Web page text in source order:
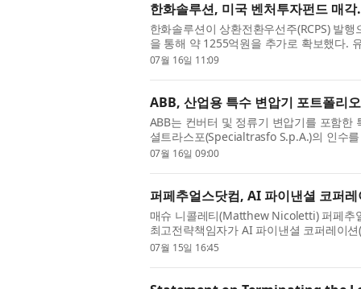
한화솔루션, 미국 벤처투자펀드 매
한화솔루션이 상환전환우선주(RCPS) 발
을 통해 약 1255억원을 추가로 확보했다.
들은 이를 반영해 올해 6...
07월 16일 11:09
ABB, 산업용 특수 변압기 포트폴리
ABB는 컨버터 및 정류기 변압기를 포함한
셜트라스포(Specialtrasfo S.p.A.)의 인수
생산시설과 130명 이상...
07월 16일 09:00
퍼페추얼스닷컴, AI 파이낸셜 코퍼
매슈 니콜레티(Matthew Nicoletti) 퍼페추
최고전략책임자가 AI 파이낸셜 코퍼레이
성명을 발표했다. 그는 ...
07월 15일 16:45